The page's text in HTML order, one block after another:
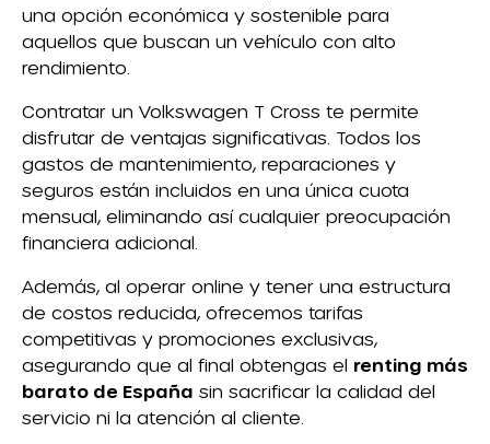
una opción económica y sostenible para
aquellos que buscan un vehículo con alto
rendimiento.
Contratar un Volkswagen T Cross te permite
disfrutar de ventajas significativas. Todos los
gastos de mantenimiento, reparaciones y
seguros están incluidos en una única cuota
mensual, eliminando así cualquier preocupación
financiera adicional.
Además, al operar online y tener una estructura
de costos reducida, ofrecemos tarifas
competitivas y promociones exclusivas,
asegurando que al final obtengas el renting más
barato de España sin sacrificar la calidad del
servicio ni la atención al cliente.